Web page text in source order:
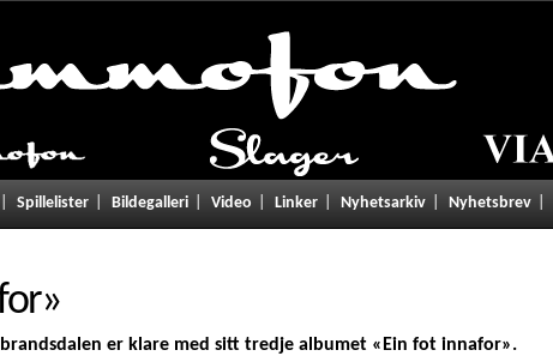
Spillelister Bildegalleri Video Linker Nyhetsarkiv Nyhetsbrev
»
er klare med sitt tredje albumet «Ein fot innafor».